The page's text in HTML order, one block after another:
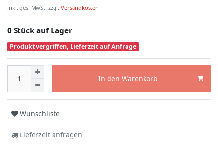
inkl. ges. MwSt. zzgl. Versandkosten
0 Stück auf Lager
Produkt vergriffen, Lieferzeit auf Anfrage
In den Warenkorb
Wunschliste
Lieferzeit anfragen